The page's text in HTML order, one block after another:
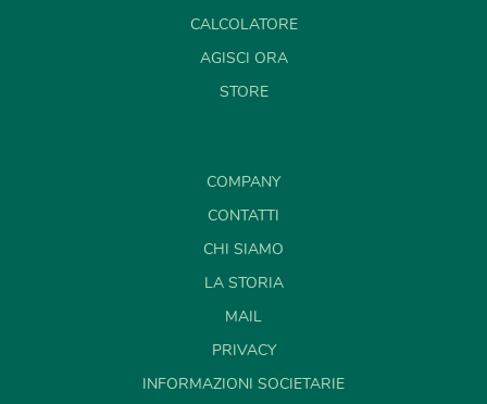
CALCOLATORE
AGISCI ORA
STORE
COMPANY
CONTATTI
CHI SIAMO
LA STORIA
MAIL
PRIVACY
INFORMAZIONI SOCIETARIE